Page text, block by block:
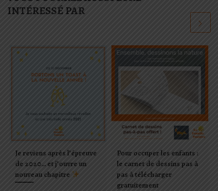
INTÉRESSÉ PAR
Je reviens après l’épreuve
de 2020… et j’ouvre un
nouveau chapitre
Pour occuper les enfants :
le carnet de dessins pas à
pas à télécharger
gratuitement